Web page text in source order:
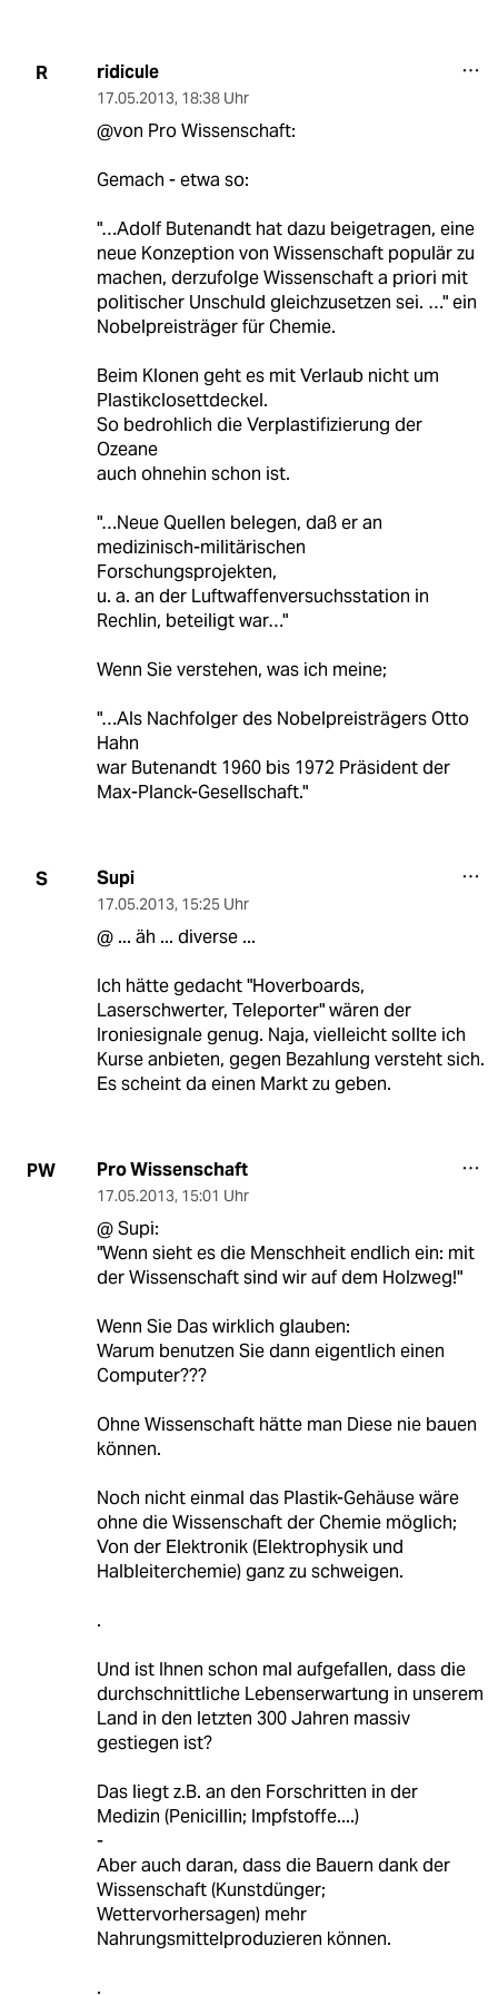
R ridicule
17.05.2013, 18:38 Uhr
@von Pro Wissenschaft:
Gemach - etwa so:
"…Adolf Butenandt hat dazu beigetragen, eine
neue Konzeption von Wissenschaft populär zu
machen, derzufolge Wissenschaft a priori mit
politischer Unschuld gleichzusetzen sei. …" ein
Nobelpreisträger für Chemie.
Beim Klonen geht es mit Verlaub nicht um
Plastikclosettdeckel.
So bedrohlich die Verplastifizierung der
Ozeane
auch ohnehin schon ist.
"…Neue Quellen belegen, daß er an
medizinisch-militärischen
Forschungsprojekten,
u. a. an der Luftwaffenversuchsstation in
Rechlin, beteiligt war…"
Wenn Sie verstehen, was ich meine;
"…Als Nachfolger des Nobelpreisträgers Otto
Hahn
war Butenandt 1960 bis 1972 Präsident der
Max-Planck-Gesellschaft."
S Supi
17.05.2013, 15:25 Uhr
@ ... äh ... diverse ...
Ich hätte gedacht "Hoverboards,
Laserschwerter, Teleporter" wären der
Ironiesignale genug. Naja, vielleicht sollte ich
Kurse anbieten, gegen Bezahlung versteht sich.
Es scheint da einen Markt zu geben.
PW Pro Wissenschaft
17.05.2013, 15:01 Uhr
@ Supi:
"Wenn sieht es die Menschheit endlich ein: mit
der Wissenschaft sind wir auf dem Holzweg!"
Wenn Sie Das wirklich glauben:
Warum benutzen Sie dann eigentlich einen
Computer???
Ohne Wissenschaft hätte man Diese nie bauen
können.
Noch nicht einmal das Plastik-Gehäuse wäre
ohne die Wissenschaft der Chemie möglich;
Von der Elektronik (Elektrophysik und
Halbleiterchemie) ganz zu schweigen.
.
Und ist Ihnen schon mal aufgefallen, dass die
durchschnittliche Lebenserwartung in unserem
Land in den letzten 300 Jahren massiv
gestiegen ist?
Das liegt z.B. an den Forschritten in der
Medizin (Penicillin; Impfstoffe....)
-
Aber auch daran, dass die Bauern dank der
Wissenschaft (Kunstdünger;
Wettervorhersagen) mehr
Nahrungsmittelproduzieren können.
.